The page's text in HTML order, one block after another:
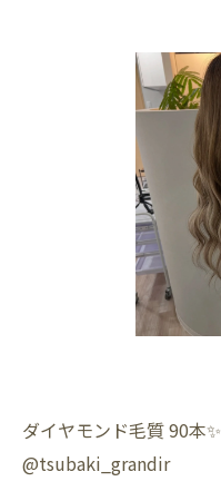
ダイヤモンド毛質 90本✨️
@tsubaki_grandir